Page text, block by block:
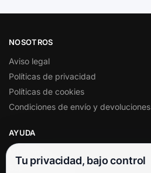
NOSOTROS
Aviso legal
Políticas de privacidad
Políticas de cookies
Condiciones de envío y devoluciones
AYUDA
Soporte al cliente
Tu privacidad, bajo control